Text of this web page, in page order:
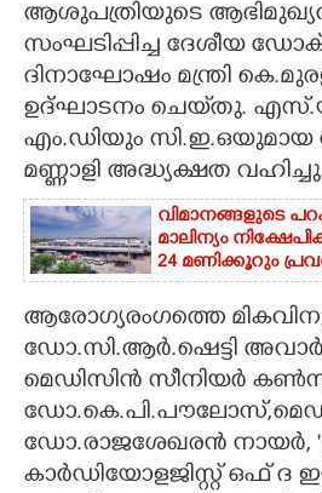
SPIRITUAL
INFO+
ART
ASTRO
CARTOONS
ZOOM
ആശുപത്രിയുടെ
സംഘടിപ്പിച്ച ദേശീയ
ദിനാഘോഷം മന്ത്രി
ഉദ്ഘാടനം ചെയ്‌തു.
എം.ഡിയും സി.ഇ.ഒയുമായ
മണ്ണാളി അദ്ധ്യക്ഷത
വിമാനങ്ങളുടെ
മാലിന്യം
24 മണിക്കൂറും
ആരോഗ്യരംഗത്തെ
ഡോ.സി.ആർ.ഷെട്ടി
മെഡിസിൻ സീനിയർ
ഡോ.രാജശേഖരൻ നായർ,
കാർഡിയോളജിസ്റ്റ് ഒഫ് ദ